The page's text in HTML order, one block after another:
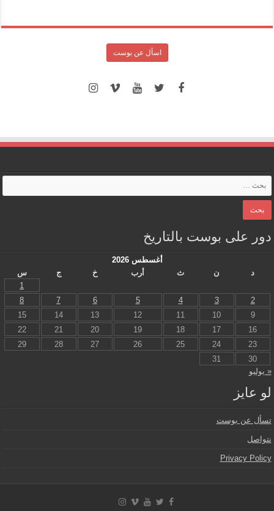
اسأل عن بوست
دور على بوست بالتاريخ
أغسطس 2026
د
ن ث أرب خ ج
س
1
2
3
4
5
6
7
8
9
10
11
12
13
14
15
16
17
18
19
20
21
22
23
24
25
26
27
28
29
30
31
« يوليو
لو عايز
تسأل عن بوست
نتواصل
Privacy Policy